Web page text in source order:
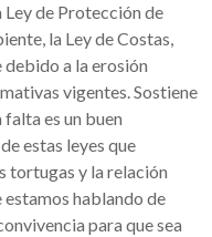
de Protección de
la Ley de Costas,
a la erosión
vigentes. Sostiene
es un buen
estas leyes que
tortugas y la relación
hablando de
para que sea